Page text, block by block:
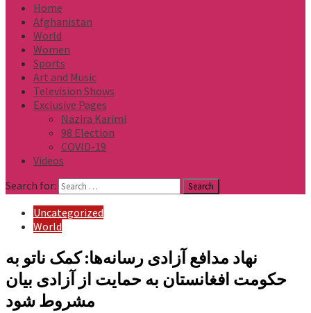
Home
Afghanistan
World
Women
Sports
Art and Music
Television Shows
Exclusive Pages
Nazira Karimi
98 Election
COVID-19
Videos
Search for:
Uncategorized
World
نهاد مدافع آزادی رسانه‌ها: کمک ناتو به
حکومت افغانستان به حمایت از آزادی بیان
مشروط شود